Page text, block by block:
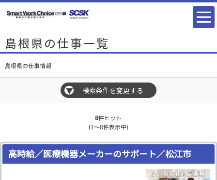
島根県の仕事一覧
島根県の仕事情報
▼ 検索条件を変更する
8件ヒット
(1～8件表示中)
高時給／医療機器メーカーのサポート／松江市